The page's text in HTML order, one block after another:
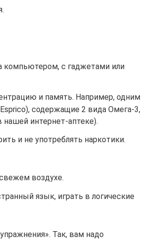
с гаджетами или
и память. Например, одним
содержащие 2 вида Омега-3,
нашей интернет-аптеке).
и не употреблять наркотики.
воздухе.
язык, играть в логические
Так, вам надо